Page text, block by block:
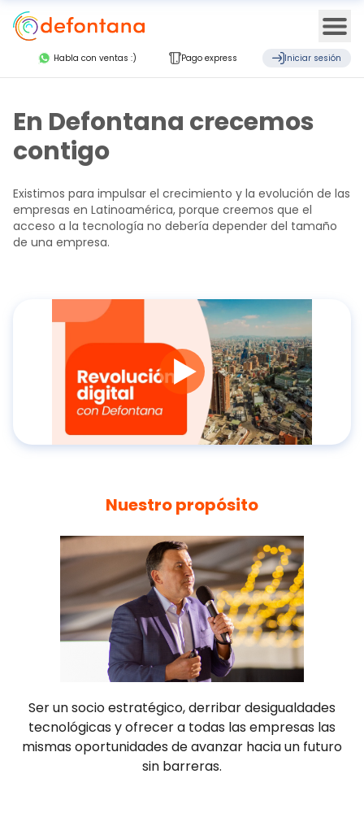
Habla con ventas :) Pago express Iniciar sesión
En Defontana crecemos
contigo
Existimos para impulsar el crecimiento y la evolución de las
empresas en Latinoamérica, porque creemos que el
acceso a la tecnología no debería depender del tamaño
de una empresa.
Nuestro propósito
Ser un socio estratégico, derribar desigualdades
tecnológicas y ofrecer a todas las empresas las
mismas oportunidades de avanzar hacia un futuro
sin barreras.